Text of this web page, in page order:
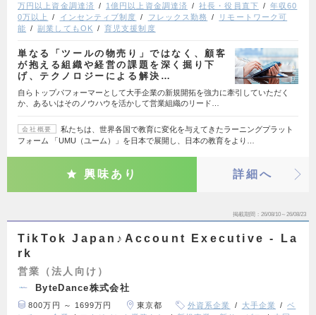
万円以上資金調達済
1億円以上資金調達済 社長・役員直下
年収60
0万以上
インセンティブ制度 フレックス勤務
リモートワーク可
能
副業してもOK 育児支援制度
単なる「ツールの物売り」ではなく、顧客
が抱える組織や経営の課題を深く掘り下
げ、テクノロジーによる解決…
自らトップパフォーマーとして大手企業の新規開拓を強力に牽引していただく
か、あるいはそのノウハウを活かして営業組織のリード…
会社概要
私たちは、世界各国で教育に変化を与えてきたラーニングプラット
フォーム 「UMU（ユーム）」を日本で展開し、日本の教育をより…
興味あり 詳細へ
掲載期間 26/08/10～26/08/23
TikTok Japan♪Account Executive - La
rk
営業（法人向け）
ByteDance株式会社
800万円 ～ 1699万円 東京都 外資系企業 大手企業
ベ